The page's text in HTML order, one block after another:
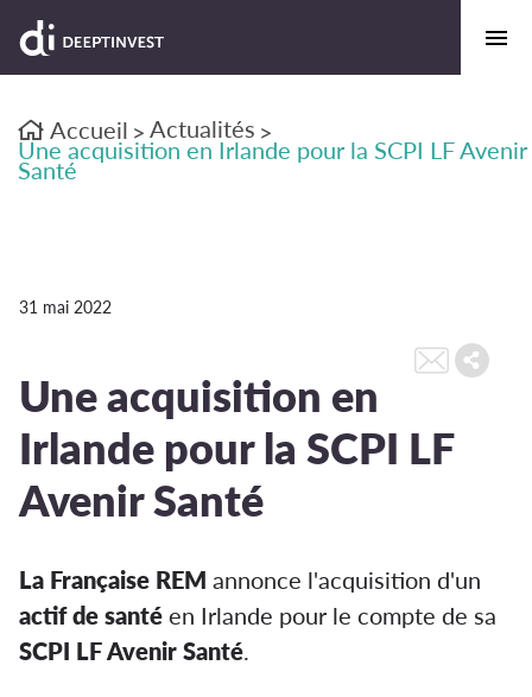
Accueil > Actualités >
Une acquisition en Irlande pour la SCPI LF Avenir
Santé
31 mai 2022
Une acquisition en
Irlande pour la SCPI LF
Avenir Santé
La Française REM annonce l'acquisition d'un
actifde santé en Irlande pour le compte de sa
SCPI LF Avenir Santé.